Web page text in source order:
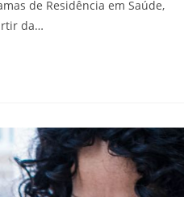
de Residência em Saúde,
da…